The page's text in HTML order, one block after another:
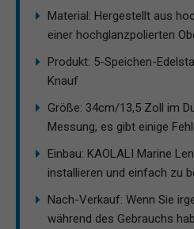
Material: Hergestellt aus
einer hochglanzpolierten
Produkt: 5-Speichen-
Knauf
Größe: 34cm/13,5 Zoll im
Messung, es gibt einige
Einbau: KAOLALI Marine
installieren und einfach zu
Nach-Verkauf: Wenn Sie
während des Gebrauchs